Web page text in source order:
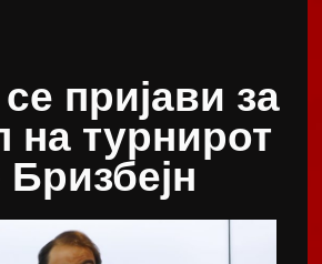
пријави за
на турнирот
Бризбејн